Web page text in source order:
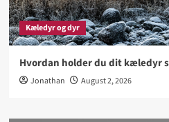
Kæledyr og dyr
Hvordan holder du dit kæledyr
Jonathan August 2, 2026